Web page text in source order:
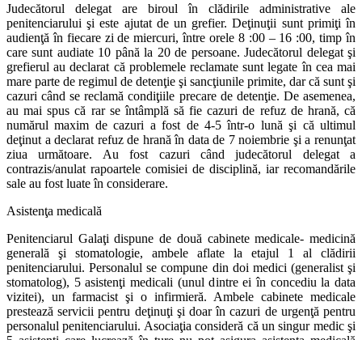
Judecătorul delegat are biroul în clădirile administrative ale
penitenciarului şi este ajutat de un grefier. Deţinuţii sunt primiţi în
audienţă în fiecare zi de miercuri, între orele 8 :00 – 16 :00, timp în
care sunt audiate 10 până la 20 de persoane. Judecătorul delegat şi
grefierul au declarat că problemele reclamate sunt legate în cea mai
mare parte de regimul de detenţie şi sancţiunile primite, dar că sunt şi
cazuri când se reclamă condiţiile precare de detenţie. De asemenea,
au mai spus că rar se întâmplă să fie cazuri de refuz de hrană, că
numărul maxim de cazuri a fost de 4-5 într-o lună şi că ultimul
deţinut a declarat refuz de hrană în data de 7 noiembrie şi a renunţat
ziua următoare. Au fost cazuri când judecătorul delegat a
contrazis/anulat rapoartele comisiei de disciplină, iar recomandările
sale au fost luate în considerare.
Asistenţa medicală
Penitenciarul Galaţi dispune de două cabinete medicale- medicină
generală şi stomatologie, ambele aflate la etajul 1 al clădirii
penitenciarului. Personalul se compune din doi medici (generalist şi
stomatolog), 5 asistenţi medicali (unul dintre ei în concediu la data
vizitei), un farmacist şi o infirmieră. Ambele cabinete medicale
prestează servicii pentru deţinuţi şi doar în cazuri de urgenţă pentru
personalul penitenciarului. Asociaţia consideră că un singur medic şi